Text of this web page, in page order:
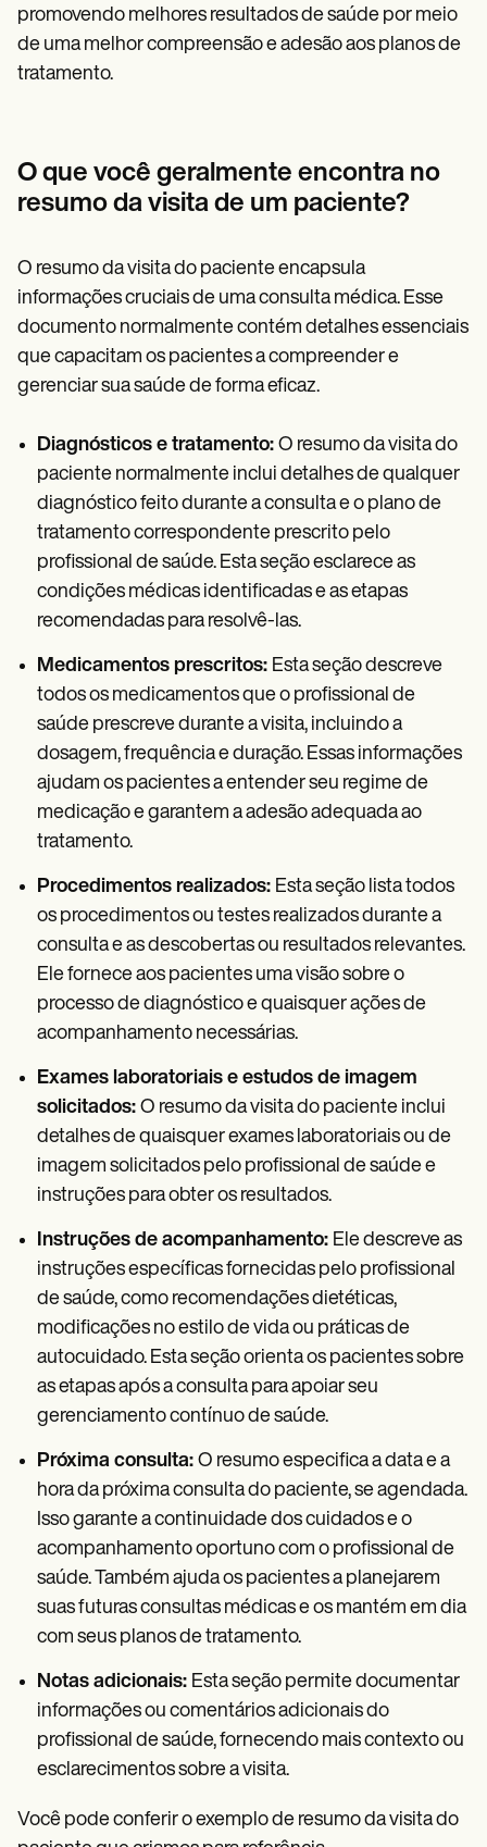
promovendo melhores resultados de saúde por meio
de uma melhor compreensão e adesão aos planos de
tratamento.
O que você geralmente encontra no
resumo da visita de um paciente?
O resumo da visita do paciente encapsula
informações cruciais de uma consulta médica. Esse
documento normalmente contém detalhes essenciais
que capacitam os pacientes a compreender e
gerenciar sua saúde de forma eficaz.
Diagnósticos e tratamento: O resumo da visita do
paciente normalmente inclui detalhes de qualquer
diagnóstico feito durante a consulta e o plano de
tratamento correspondente prescrito pelo
profissional de saúde. Esta seção esclarece as
condições médicas identificadas e as etapas
recomendadas para resolvê-las.
Medicamentos prescritos: Esta seção descreve
todos os medicamentos que o profissional de
saúde prescreve durante a visita, incluindo a
dosagem, frequência e duração. Essas informações
ajudam os pacientes a entender seu regime de
medicação e garantem a adesão adequada ao
tratamento.
Procedimentos realizados: Esta seção lista todos
os procedimentos ou testes realizados durante a
consulta e as descobertas ou resultados relevantes.
Ele fornece aos pacientes uma visão sobre o
processo de diagnóstico e quaisquer ações de
acompanhamento necessárias.
Exames laboratoriais e estudos de imagem
solicitados: O resumo da visita do paciente inclui
detalhes de quaisquer exames laboratoriais ou de
imagem solicitados pelo profissional de saúde e
instruções para obter os resultados.
Instruções de acompanhamento: Ele descreve as
instruções específicas fornecidas pelo profissional
de saúde, como recomendações dietéticas,
modificações no estilo de vida ou práticas de
autocuidado. Esta seção orienta os pacientes sobre
as etapas após a consulta para apoiar seu
gerenciamento contínuo de saúde.
Próxima consulta: O resumo especifica a data e a
hora da próxima consulta do paciente, se agendada.
Isso garante a continuidade dos cuidados e o
acompanhamento oportuno com o profissional de
saúde. Também ajuda os pacientes a planejarem
suas futuras consultas médicas e os mantém em dia
com seus planos de tratamento.
Notas adicionais: Esta seção permite documentar
informações ou comentários adicionais do
profissional de saúde, fornecendo mais contexto ou
esclarecimentos sobre a visita.
Você pode conferir o exemplo de resumo da visita do